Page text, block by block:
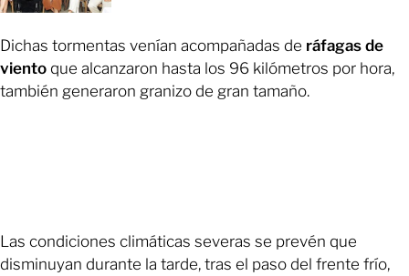
Dichas tormentas venían acompañadas de ráfagas de
viento que alcanzaron hasta los 96 kilómetros por hora,
también generaron granizo de gran tamaño.
Las condiciones climáticas severas se prevén que
disminuyan durante la tarde, tras el paso del frente frío,